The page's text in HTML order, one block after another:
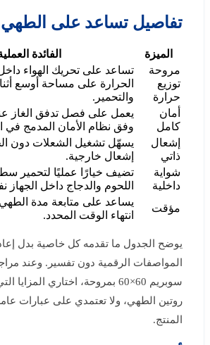
تفاصيل تساعد على
الميزة
الفائدة
مروحة
توزيع
حرارة
تساعد على تحريك الهواء
الحرارة على مساحة أوسع
والتحمير.
أمان
كامل
يعمل على فصل تدفق الغاز
وفق نظام الأمان المدمج في
إشعال
ذاتي
يسهّل تشغيل الشعلات دون
إشعال خارجية.
شواية
داخلية
تضيف خيارًا عمليًا لتحمير
اللحوم والدجاج داخل الجهاز
مؤقت
يساعد على متابعة مدة الطهي
انتهاء الوقت المحدد.
يوضح الجدول ما تقدمه كل خاصية بدل
المواصفات الرقمية دون تفسير. وعند
سوبريم 60×60 بمروحة، اختاري
روتين الطهي، ولا تعتمدي على عبارات عامة
المنتج.